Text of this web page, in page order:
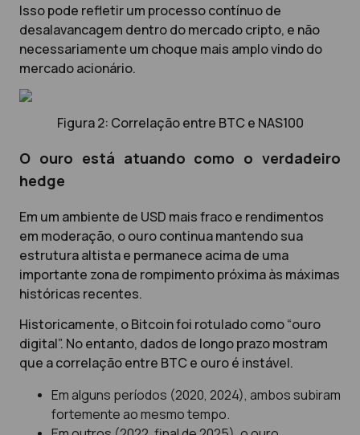
Isso pode refletir um processo contínuo de
desalavancagem dentro do mercado cripto, e não
necessariamente um choque mais amplo vindo do
mercado acionário.
Figura 2: Correlação entre BTC e NAS100
O ouro está atuando como o verdadeiro
hedge
Em um ambiente de USD mais fraco e rendimentos
em moderação, o ouro continua mantendo sua
estrutura altista e permanece acima de uma
importante zona de rompimento próxima às máximas
históricas recentes.
Historicamente, o Bitcoin foi rotulado como “ouro
digital”. No entanto, dados de longo prazo mostram
que a correlação entre BTC e ouro é instável.
Em alguns períodos (2020, 2024), ambos subiram
fortemente ao mesmo tempo.